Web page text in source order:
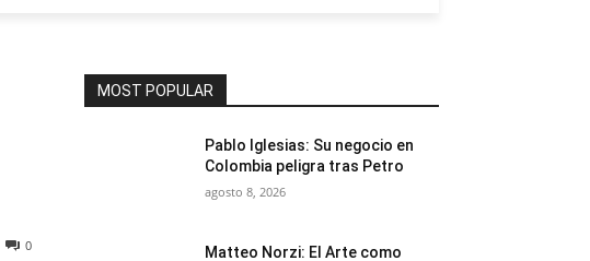
0
MOST POPULAR
Pablo Iglesias: Su negocio en
Colombia peligra tras Petro
agosto 8, 2026
Matteo Norzi: El Arte como